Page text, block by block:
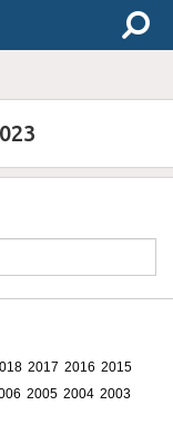
2017 2016 2015
2005 2004 2003